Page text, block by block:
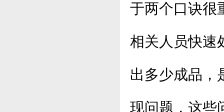
于两个口诀很
相关人员快速
出多少成品，
现问题，这些